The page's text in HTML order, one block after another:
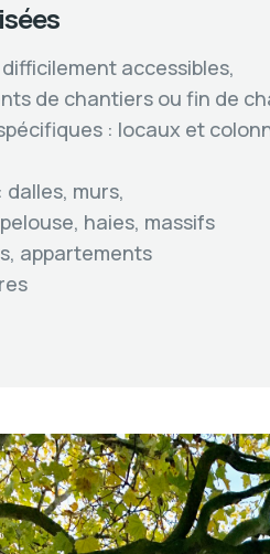
accessibles,
de chantiers ou fin de
: locaux et
murs,
haies, massifs
appartements